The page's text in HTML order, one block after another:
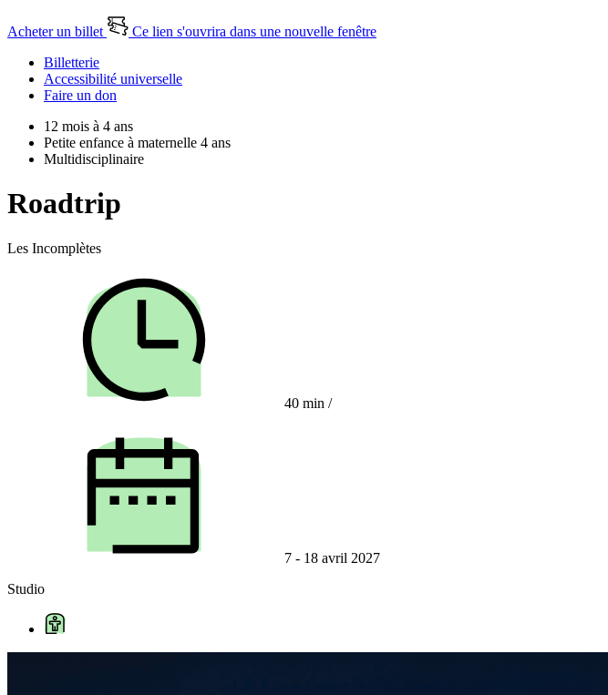
Acheter un billet
Ce lien s'ouvrira dans une nouvelle fenêtre
Billetterie
Accessibilité universelle
Faire un don
12 mois à 4 ans
Petite enfance à maternelle 4 ans
Multidisciplinaire
Roadtrip
Les Incomplètes
40 min /
7 - 18 avril 2027
Studio